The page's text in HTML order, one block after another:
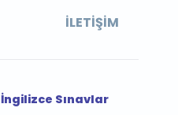
İLETIŞIM
İngilizce Sınavlar